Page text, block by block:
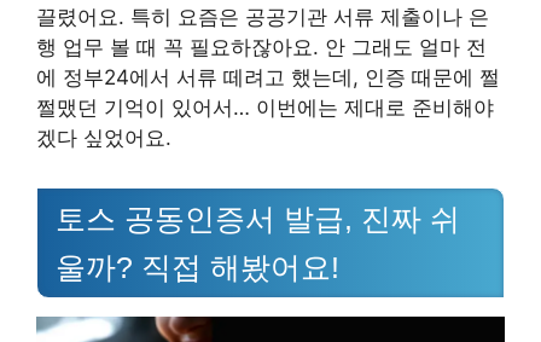
끌렸어요. 특히 요즘은 공공기관 서류 제출이나 은
행 업무 볼 때 꼭 필요하잖아요. 안 그래도 얼마 전
에 정부24에서 서류 떼려고 했는데, 인증 때문에 쩔
쩔맸던 기억이 있어서… 이번에는 제대로 준비해야
겠다 싶었어요.
토스 공동인증서 발급, 진짜 쉬
울까? 직접 해봤어요!